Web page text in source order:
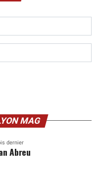
MAG
dernier
Abreu